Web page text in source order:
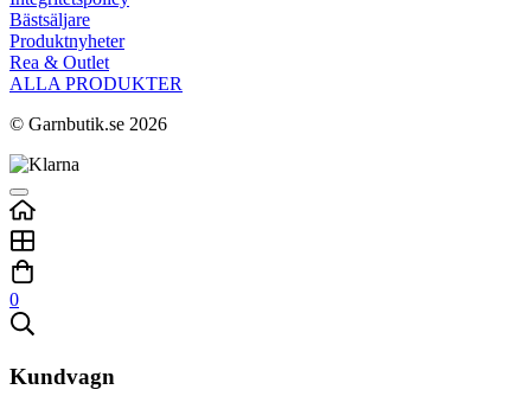
Bästsäljare
Produktnyheter
Rea & Outlet
ALLA PRODUKTER
© Garnbutik.se 2026
0
Kundvagn